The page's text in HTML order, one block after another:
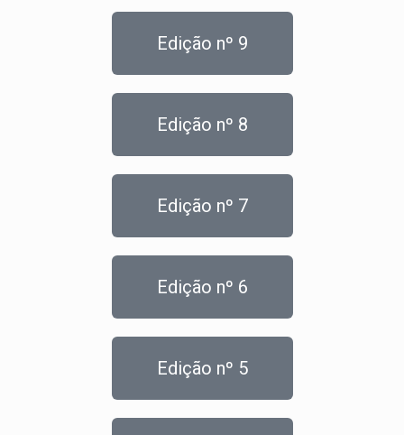
Edição nº 9
Edição nº 8
Edição nº 7
Edição nº 6
Edição nº 5